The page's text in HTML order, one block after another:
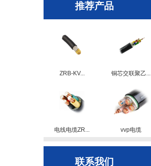
推荐产品
ZRB-KV... 铜芯交联聚乙...
电线电缆ZR... vvp电缆
联系我们